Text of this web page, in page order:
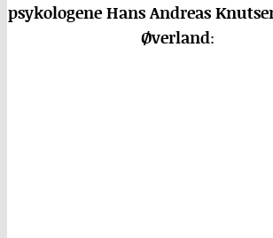
psykologene Hans Andreas
Øverland: